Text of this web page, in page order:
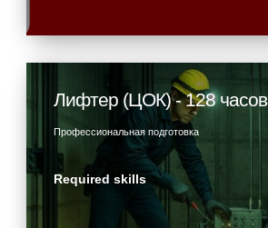
Лифтер (ЦОК) - 128 часов
Профессиональная подготовка
Required skills